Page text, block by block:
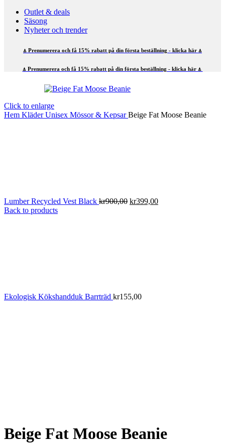
Outlet & deals
Säsong
Nyheter och trender
⍋ Prenumerera och få 15% rabatt på din första beställning - klicka här ⍋
⍋ Prenumerera och få 15% rabatt på din första beställning - klicka här ⍋
Click to enlarge
Hem KläderUnisex Mössor & KepsarBeige Fat Moose Beanie
Lumber Recycled Vest Black kr900,00 Det
kr399,00Det
Back to products
Ekologisk Kökshandduk Barrträd kr155,00
Beige Fat Moose Beanie